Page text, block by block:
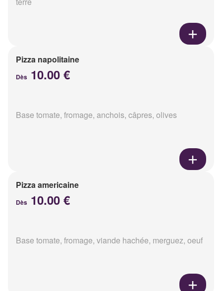
Pizza napolitaine
Dès 10.00 €
Base tomate, fromage, anchois, câpres, olives
Pizza americaine
Dès 10.00 €
Base tomate, fromage, viande hachée, merguez, oeuf